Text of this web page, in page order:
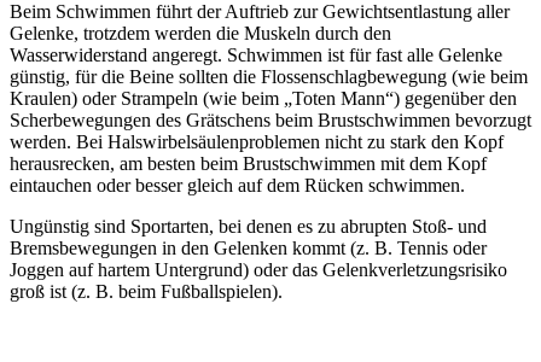
Beim Schwimmen führt der Auftrieb zur Gewichtsentlastung aller
Gelenke, trotzdem werden die Muskeln durch den
Wasserwiderstand angeregt. Schwimmen ist für fast alle Gelenke
günstig, für die Beine sollten die Flossenschlagbewegung (wie beim
Kraulen) oder Strampeln (wie beim „Toten Mann“) gegenüber den
Scherbewegungen des Grätschens beim Brustschwimmen bevorzugt
werden. Bei Halswirbelsäulenproblemen nicht zu stark den Kopf
herausrecken, am besten beim Brustschwimmen mit dem Kopf
eintauchen oder besser gleich auf dem Rücken schwimmen.
Ungünstig sind Sportarten, bei denen es zu abrupten Stoß- und
Bremsbewegungen in den Gelenken kommt (z. B. Tennis oder
Joggen auf hartem Untergrund) oder das Gelenkverletzungsrisiko
groß ist (z. B. beim Fußballspielen).